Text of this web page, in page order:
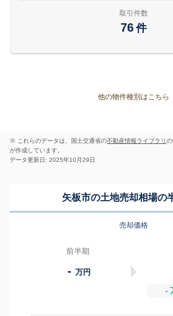
取引件数
76 件
他の物件種別はこちら
※ これらのデータは、国土交通省の不動産情報ライブラリ
が作成しています。
データ更新日: 2025年10月29日
矢板市の土地売却相場の
売却価格
前半期
-万円
-